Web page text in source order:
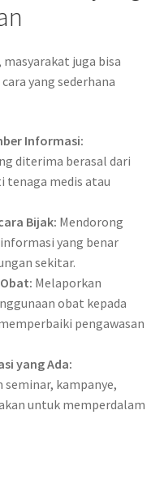
juga bisa
yang sederhana
Informasi:
diterima berasal dari
tenaga medis atau
Bijak: Mendorong
yang benar
sekitar.
Melaporkan
obat kepada
pengawasan
yang Ada:
kampanye,
untuk memperdalam